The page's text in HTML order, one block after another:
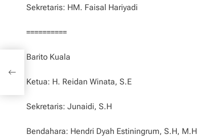
Sekretaris: HM. Faisal Hariyadi
==========
Barito Kuala
Ketua: H. Reidan Winata, S.E
Sekretaris: Junaidi, S.H
Bendahara: Hendri Dyah Estiningrum, S.H, M.H